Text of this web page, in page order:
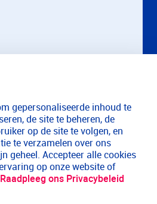
gepersonaliseerde inhoud te
de site te beheren, de
op de site te volgen, en
te verzamelen over ons
geheel. Accepteer alle cookies
op onze website of
Raadpleeg ons Privacybeleid